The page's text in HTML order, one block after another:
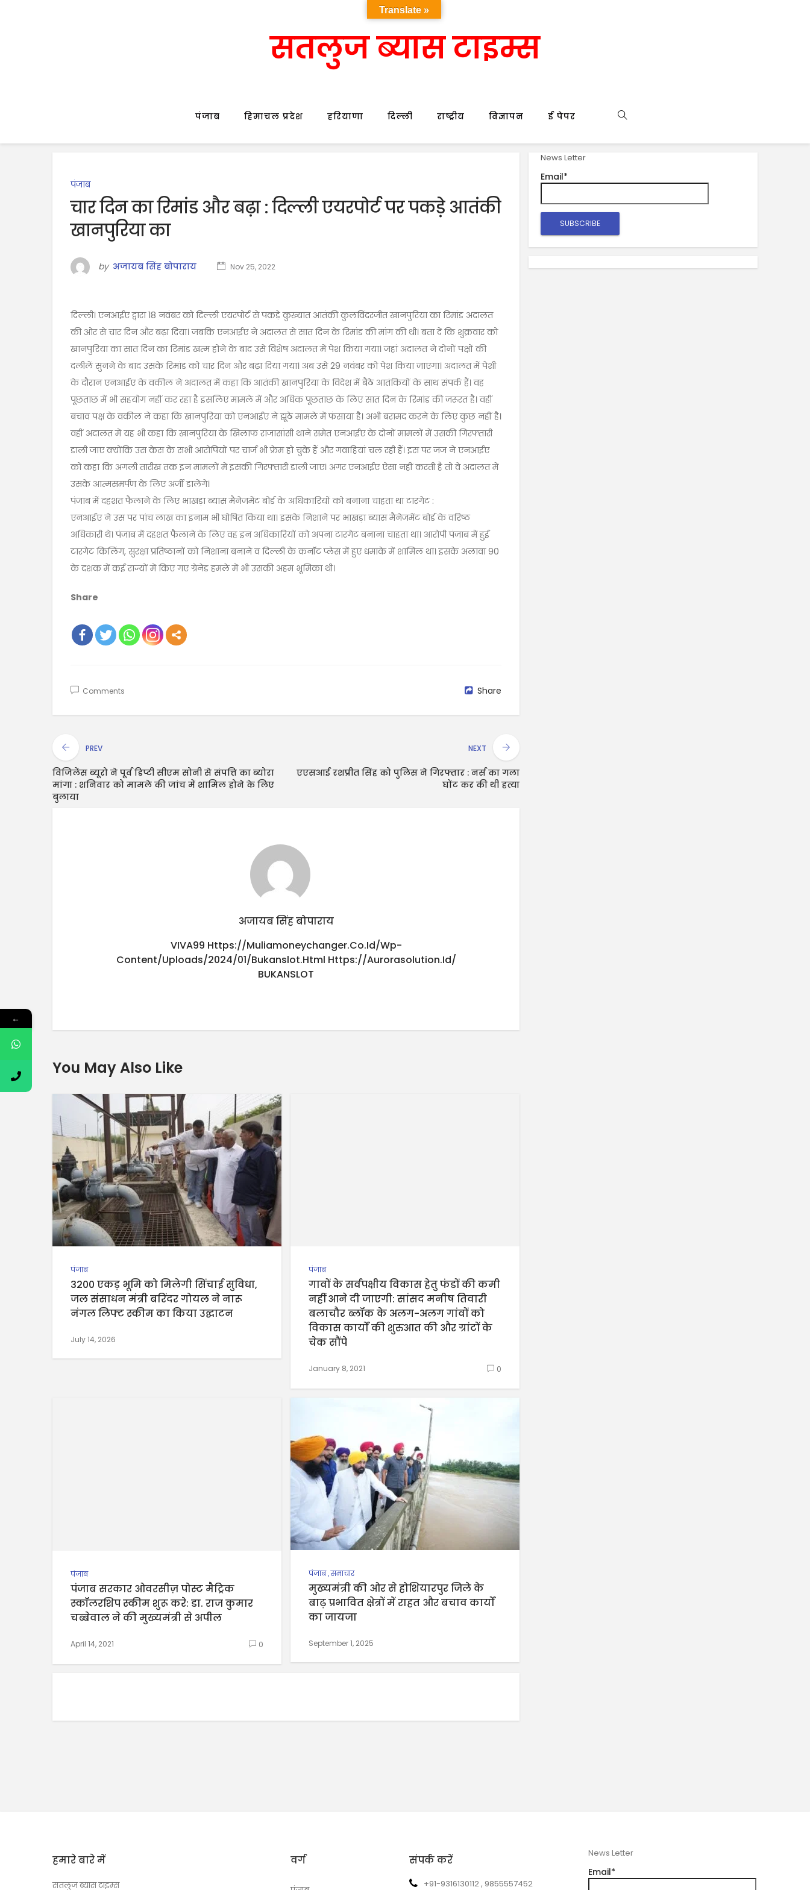
सतलुज ब्यास टाइम्स
पंजाब हिमाचल प्रदेश हरियाणा दिल्ली राष्ट्रीय विज्ञापन ई पेपर
पंजाब
चार दिन का रिमांड और बढ़ा : दिल्ली एयरपोर्ट पर पकड़े आतंकी
खानपुरिया का
by अजायब सिंह बोपाराय Nov 25, 2022
दिल्ली। एनआईए द्वारा 18 नवंबर को दिल्ली एयरपोर्ट से पकड़े कुख्यात आतंकी कुलविंदरजीत खानपुरिया का रिमांड अदालत
की ओर से चार दिन और बढ़ा दिया। जबकि एनआईए ने अदालत से सात दिन के रिमांड की मांग की थी। बता दें कि शुक्रवार को
खानपुरिया का सात दिन का रिमांड खत्म होने के बाद उसे विशेष अदालत में पेश किया गया। जहां अदालत ने दोनों पक्षों की
दलीलें सुनने के बाद उसके रिमांड को चार दिन और बढ़ा दिया गया। अब उसे 29 नवंबर को पेश किया जाएगा। अदालत में पेशी
के दौरान एनआईए के वकील ने अदालत में कहा कि आतंकी खानपुरिया के विदेश में बैठे आतंकियों के साथ संपर्क हैं। वह
पूछताछ में भी सहयोग नहीं कर रहा है इसलिए मामले में और अधिक पूछताछ के लिए सात दिन के रिमांड की जरूरत है। वहीं
बचाव पक्ष के वकील ने कहा कि खानपुरिया को एनआईए ने झूठे मामले में फंसाया है। अभी बरामद करने के लिए कुछ नहीं है।
वहीं अदालत में यह भी कहा कि खानपुरिया के खिलाफ राजासांसी थाने समेत एनआईए के दोनों मामलों में उसकी गिरफ्तारी
डाली जाए क्योंकि उस केस के सभी आरोपियों पर चार्ज भी फ्रेम हो चुके हैं और गवाहियां चल रही हैं। इस पर जज ने एनआईए
को कहा कि अगली तारीख तक इन मामलों में इसकी गिरफ्तारी डाली जाए। अगर एनआईए ऐसा नहीं करती है तो वे अदालत में
उसके आत्मसमर्पण के लिए अर्जी डालेंगे।
पंजाब में दहशत फैलाने के लिए भाखड़ा ब्यास मैनेजमेंट बोर्ड के अधिकारियों को बनाना चाहता था टारगेट :
एनआईए ने उस पर पांच लाख का इनाम भी घोषित किया था। इसके निशाने पर भाखड़ा ब्यास मैनेजमेंट बोर्ड के वरिष्ठ
अधिकारी थे। पंजाब में दहशत फैलाने के लिए वह इन अधिकारियों को अपना टारगेट बनाना चाहता था। आरोपी पंजाब में हुई
टारगेट किलिंग, सुरक्षा प्रतिष्ठानों को निशाना बनाने व दिल्ली के कनॉट प्लेस में हुए धमाके में शामिल था। इसके अलावा 90
के दशक में कई राज्यों में किए गए ग्रेनेड हमले में भी उसकी अहम भूमिका थी।
Share
Comments Share
PREV
विजिलेंस ब्यूरो ने पूर्व डिप्टी सीएम सोनी से संपत्ति का ब्योरा
मांगा : शनिवार को मामले की जांच में शामिल होने के लिए
बुलाया
NEXT
एएसआई रशप्रीत सिंह को पुलिस ने गिरफ्तार : नर्स का गला
घोंट कर की थी हत्या
अजायब सिंह बोपाराय
VIVA99 Https://muliamoneychanger.co.id/wp-
Content/uploads/2024/01/bukanslot.html Https://aurorasolution.id/
BUKANSLOT
You May Also Like
पंजाब
3200 एकड़ भूमि को मिलेगी सिंचाई सुविधा,
जल संसाधन मंत्री बरिंदर गोयल ने नारू
नंगल लिफ्ट स्कीम का किया उद्घाटन
July 14, 2026
पंजाब
गावों के सर्वपक्षीय विकास हेतु फंडों की कमी
नहीं आने दी जाएगी: सांसद मनीष तिवारी
बलाचौर ब्लॉक के अलग-अलग गांवों को
विकास कार्यों की शुरुआत की और ग्रांटों के
चेक सौंपे
January 8, 2021 0
पंजाब
पंजाब सरकार ओवरसीज़ पोस्ट मैट्रिक
स्कॉलरशिप स्कीम शुरू करे: डा. राज कुमार
चब्बेवाल ने की मुख्यमंत्री से अपील
April 14, 2021 0
पंजाब,समाचार
मुख्यमंत्री की ओर से होशियारपुर जिले के
बाढ़ प्रभावित क्षेत्रों में राहत और बचाव कार्यों
का जायजा
September 1, 2025
News Letter
Email*
हमारे बारे में
सतलुज ब्यास टाइम्स
वर्ग संपर्क करें
+91-9316130112 , 9855557452
News Letter
Email*
Translate »
←